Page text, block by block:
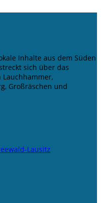
Inhalte aus dem Süden
sich über das
Lauchhammer,
Großräschen und
Lausitz